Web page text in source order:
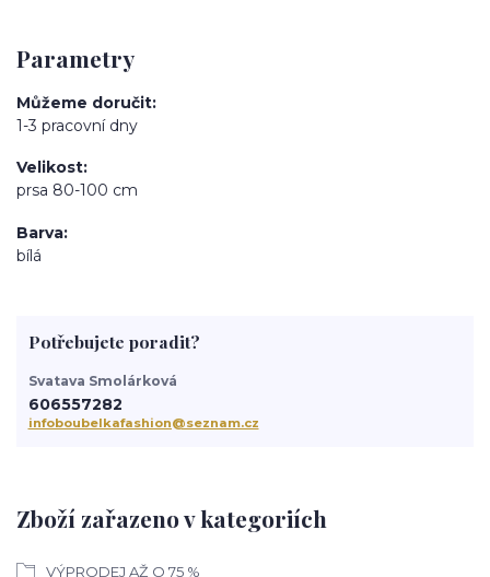
Parametry
Můžeme doručit
1-3 pracovní dny
Velikost
prsa 80-100 cm
Barva
bílá
Zboží zařazeno v kategoriích
VÝPRODEJ AŽ O 75 %
Potřebujete poradit?
Svatava Smolárková
606557282
infoboubelkafashion@seznam.cz